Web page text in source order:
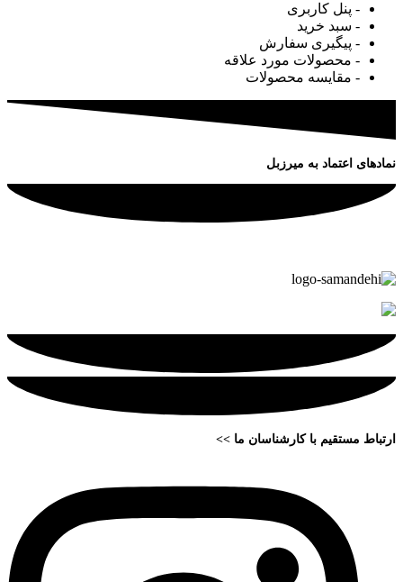
- پنل کاربری
- سبد خرید
- پیگیری سفارش
- محصولات مورد علاقه
- مقایسه محصولات
نمادهای اعتماد به میرزبل
ارتباط مستقیم با کارشناسان ما >>